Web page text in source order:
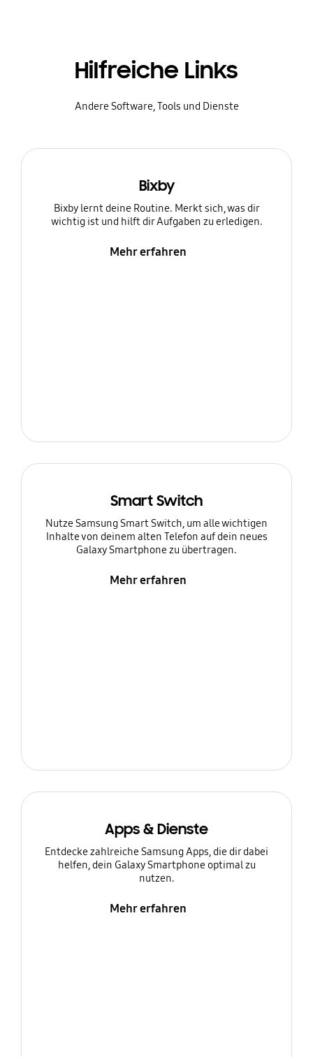
Hilfreiche Links
Andere Software, Tools und Dienste
Bixby
Bixby lernt deine Routine. Merkt sich, was dir
wichtig ist und hilft dir Aufgaben zu erledigen.
Mehr erfahren
Smart Switch
Nutze Samsung Smart Switch, um alle wichtigen
Inhalte von deinem alten Telefon auf dein neues
Galaxy Smartphone zu übertragen.
Mehr erfahren
Apps & Dienste
Entdecke zahlreiche Samsung Apps, die dir dabei
helfen, dein Galaxy Smartphone optimal zu
nutzen.
Mehr erfahren